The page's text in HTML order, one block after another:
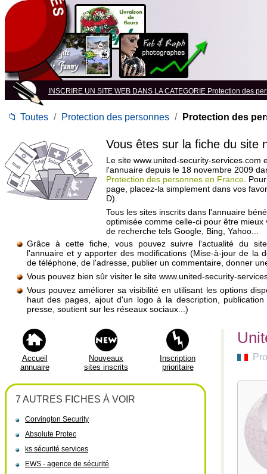
INSCRIRE UN SITE WEB DANS LA CATEGORIE Protection des
📁 Toutes / Protection des personnes / Protection des
Vous êtes sur la fiche du site
Le site www.united-security-services.com
l'annuaire depuis le 18 novembre 2009
Protection des personnes en France .
page, placez-la simplement dans vos
D).
Tous les sites inscrits dans l'annuaire
optimisée comme celle-ci pour être mieux
de recherche tels Google, Bing, Yahoo...
Grâce à cette fiche, vous pouvez suivre l'actualité du
l'annuaire et y apporter des modifications (Mise-à-jour de la
de téléphone, de l'adresse, publier un commentaire, donner
Vous pouvez bien sûr visiter le site www.united-security-
Vous pouvez améliorer sa visibilité en utilisant les options
haut des pages, ajout d'un logo à la description,
presse, soutient sur les réseaux sociaux...)
Accueil
annuaire
Nouveaux
sites inscrits
Inscription
prioritaire
7 AUTRES FICHES À VOIR
Corvington Security
Absolute Protec
ks sécurité services
EWS - agence de sécurité